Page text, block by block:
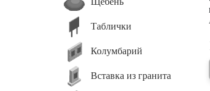
Таблички
Колумбарий
Вставка из гранита